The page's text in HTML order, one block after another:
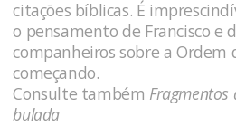
citações bíblicas. É
o pensamento de Francisco e
companheiros sobre a Ordem
começando.
Consulte também Fragmentos
bulada